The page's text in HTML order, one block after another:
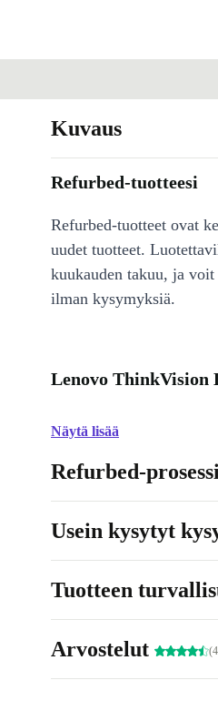
Kuvaus
Refurbed-tuotteesi
Refurbed-tuotteet ovat
uudet tuotteet.
kuukauden takuu, ja
ilman kysymyksiä.
Lenovo ThinkVision
Näytä lisää
Refurbed-
Usein kysytyt
Tuotteen
Arvostelut